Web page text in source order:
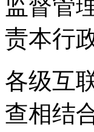
监督管
责本行
各级互
查相结